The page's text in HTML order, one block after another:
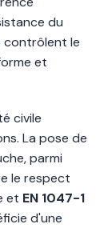
du
contrôlent le
et
civile
La pose de
parmi
le respect
et EN 1047-1
d'une